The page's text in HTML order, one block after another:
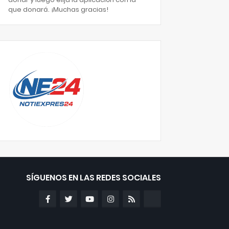
que donará. ¡Muchas gracias!
SÍGUENOS EN LAS REDES SOCIALES